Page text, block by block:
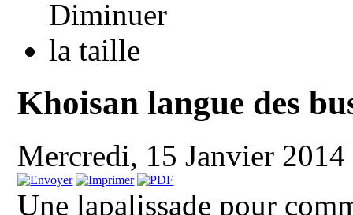
Khoisan langue des
Mercredi, 15 Janvier
Une lapalissade pour